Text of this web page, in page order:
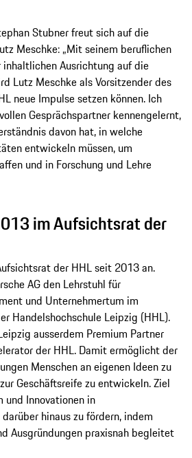
Stubner freut sich auf die
Meschke: „Mit seinem beruflichen
Ausrichtung auf die
Lutz Meschke als Vorsitzender des
neue Impulse setzen können. Ich
Gesprächspartner kennengelernt,
davon hat, in welche
entwickeln müssen, um
und in Forschung und Lehre
im Aufsichtsrat der
der HHL seit 2013 an.
AG den Lehrstuhl für
und Unternehmertum im
Handelshochschule Leipzig (HHL).
ausserdem Premium Partner
der HHL. Damit ermöglicht der
Menschen an eigenen Ideen zu
Geschäftsreife zu entwickeln. Ziel
und Innovationen in
hinaus zu fördern, indem
Ausgründungen praxisnah begleitet